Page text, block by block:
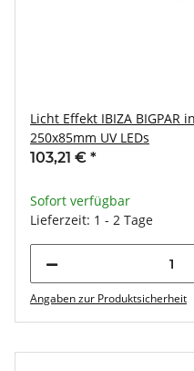
Licht Effekt IBIZA BIGPAR
250x85mm UV LEDs
103,21 € *
Sofort verfügbar
Lieferzeit: 1 - 2 Tage
Angaben zur Produktsicherheit